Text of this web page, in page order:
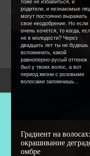
тоже не избавиться, и
родители, и незнакомые
могут постоянно выражать
свое неодобрение. Но если
очень хочется, то когда,
не в молодости? Через
двадцать лет ты не будешь
вспоминать, какой
равноперно-русый оттенок
был у твоих волос, а вот
период жизни с розовыми
волосами запомнишь...
Градиент на волосах:
окрашивание
омбре
Форум